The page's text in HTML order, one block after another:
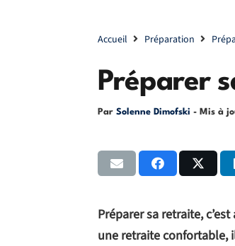
Accueil Préparation
Préparer
Par Solenne Dimofski - Mis à
Préparer sa retraite,
une retraite confortable,